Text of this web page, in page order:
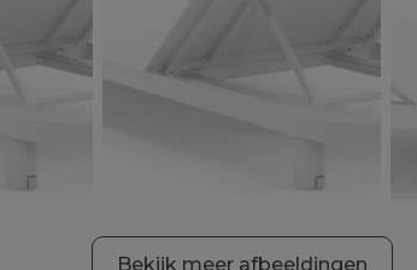
Bekijk meer afbeeldingen